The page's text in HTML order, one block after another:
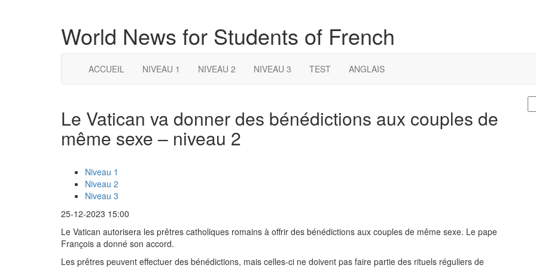
World News for Students of French
ACCUEIL NIVEAU 1 NIVEAU 2 NIVEAU 3 TEST ANGLAIS
Le Vatican va donner des bénédictions aux couples de
même sexe – niveau 2
Niveau 1
Niveau 2
Niveau 3
25-12-2023 15:00
Le Vatican autorisera les prêtres catholiques romains à offrir des bénédictions aux couples de même sexe. Le pape
François a donné son accord.
Les prêtres peuvent effectuer des bénédictions, mais celles-ci ne doivent pas faire partie des rituels réguliers de